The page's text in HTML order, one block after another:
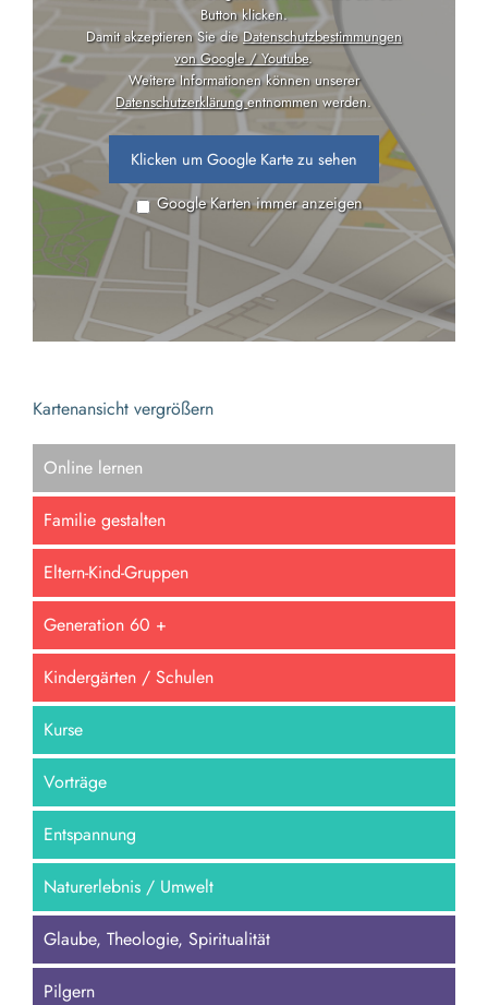
Button klicken.
Damit akzeptieren Sie dieDatenschutzbestimmungen
von Google / Youtube.
Weitere Informationen können unserer
Datenschutzerklärungentnommen werden.
Klicken um Google Karte zu sehen
Google Karten immer anzeigen
Kartenansicht vergrößern
Online lernen
Familie gestalten
Eltern-Kind-Gruppen
Generation 60 +
Kindergärten / Schulen
Kurse
Vorträge
Entspannung
Naturerlebnis / Umwelt
Glaube, Theologie, Spiritualität
Pilgern